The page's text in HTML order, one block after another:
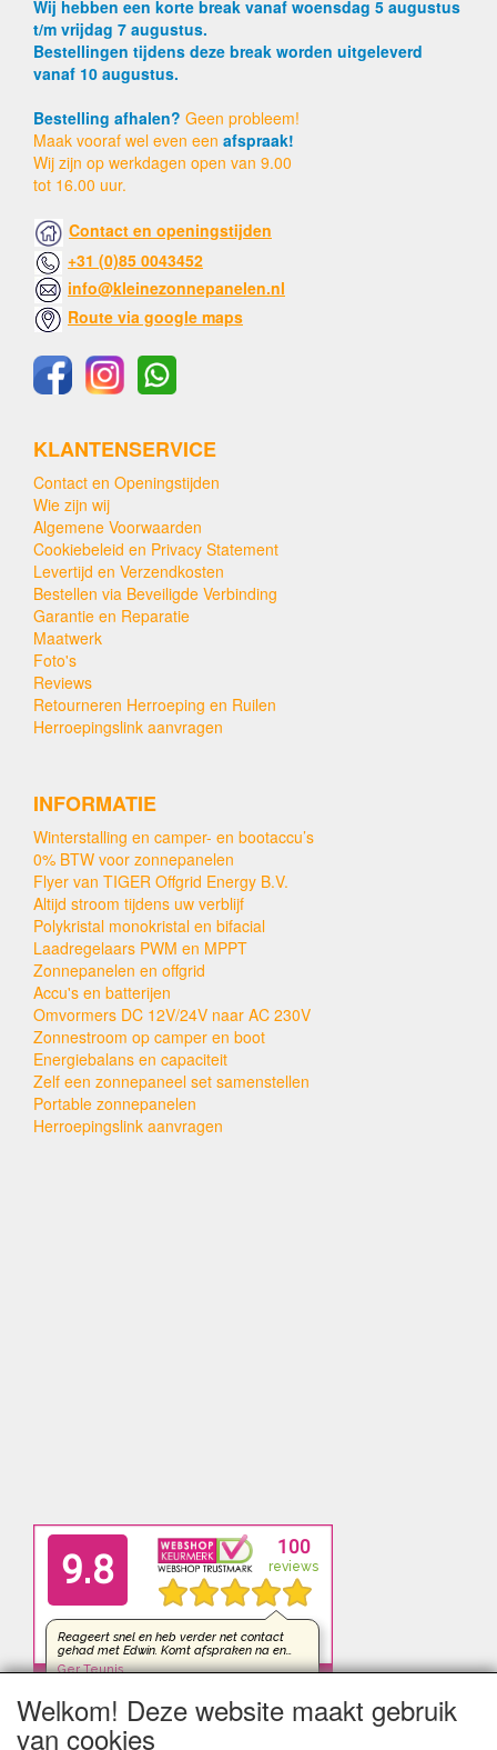
Wij hebben een korte break vanaf woensdag 5 augustus
t/m vrijdag 7 augustus.
Bestellingen tijdens deze break worden uitgeleverd
vanaf 10 augustus.
Bestelling afhalen? Geen probleem!
Maak vooraf wel even een afspraak!
Wij zijn op werkdagen open van 9.00
tot 16.00 uur.
Contact en openingstijden
+31 (0)85 0043452
info@kleinezonnepanelen.nl
Route via google maps
KLANTENSERVICE
Contact en Openingstijden
Wie zijn wij
Algemene Voorwaarden
Cookiebeleid en Privacy Statement
Levertijd en Verzendkosten
Bestellen via Beveiligde Verbinding
Garantie en Reparatie
Maatwerk
Foto's
Reviews
Retourneren Herroeping en Ruilen
Herroepingslink aanvragen
INFORMATIE
Winterstalling en camper- en bootaccu’s
0% BTW voor zonnepanelen
Flyer van TIGER Offgrid Energy B.V.
Altijd stroom tijdens uw verblijf
Polykristal monokristal en bifacial
Laadregelaars PWM en MPPT
Zonnepanelen en offgrid
Accu's en batterijen
Omvormers DC 12V/24V naar AC 230V
Zonnestroom op camper en boot
Energiebalans en capaciteit
Zelf een zonnepaneel set samenstellen
Portable zonnepanelen
Herroepingslink aanvragen
Welkom! Deze website maakt gebruik
van cookies